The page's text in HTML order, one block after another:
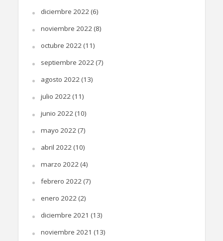
diciembre 2022(6)
noviembre 2022(8)
octubre 2022(11)
septiembre 2022(7)
agosto 2022(13)
julio 2022(11)
junio 2022(10)
mayo 2022(7)
abril 2022(10)
marzo 2022(4)
febrero 2022(7)
enero 2022(2)
diciembre 2021 (13)
noviembre 2021 (13)